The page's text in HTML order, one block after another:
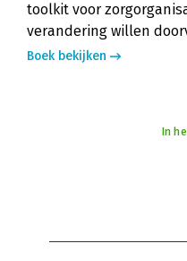
toolkit voor
verandering willen
Boek bekijken
In